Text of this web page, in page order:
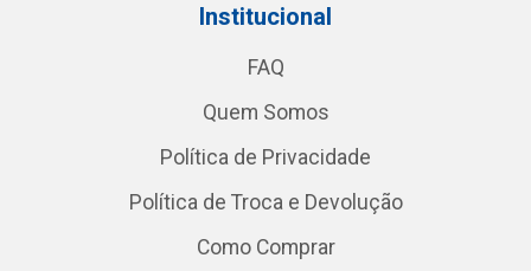
Institucional
FAQ
Quem Somos
Política de Privacidade
Política de Troca e Devolução
Como Comprar